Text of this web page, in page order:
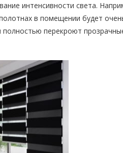
интенсивности света.
в помещении будет
перекроют